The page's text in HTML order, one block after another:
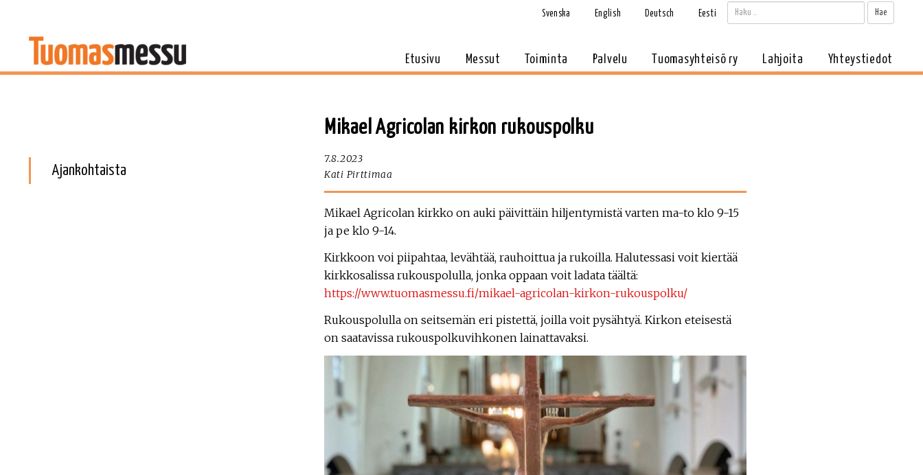
Haku:
Svenska English Deutsch Eesti
Etusivu Messut Toiminta Palvelu Tuomasyhteisö ry Lahjoita Yhteystiedot
Ajankohtaista
Mikael Agricolan kirkon rukouspolku
7.8.2023
Kati Pirttimaa
Mikael Agricolan kirkko on auki päivittäin hiljentymistä varten ma-to klo 9-15
ja pe klo 9-14.
Kirkkoon voi piipahtaa, levähtää, rauhoittua ja rukoilla. Halutessasi voit kiertää
kirkkosalissa rukouspolulla, jonka oppaan voit ladata täältä:
https://www.tuomasmessu.fi/mikael-agricolan-kirkon-rukouspolku/
Rukouspolulla on seitsemän eri pistettä, joilla voit pysähtyä. Kirkon eteisestä
on saatavissa rukouspolkuvihkonen lainattavaksi.